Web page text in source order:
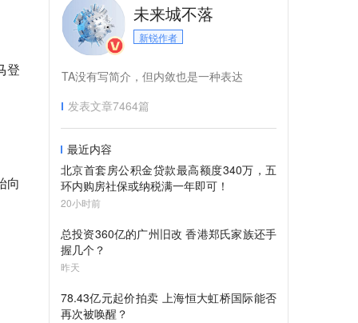
登
向
未来城不落
新锐作者
TA没有写简介，但内敛也是一种表达
发表文章7464篇
最近内容
北京首套房公积金贷款最高额度340万，五
环内购房社保或纳税满一年即可！
20小时前
总投资360亿的广州旧改 香港郑氏家族还手
握几个？
昨天
78.43亿元起价拍卖 上海恒大虹桥国际能否
再次被唤醒？